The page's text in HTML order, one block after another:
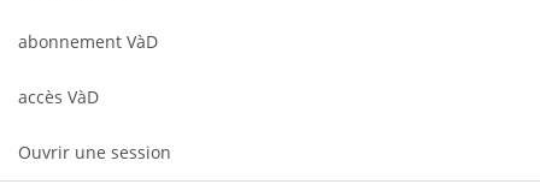
abonnement VàD
accès VàD
Ouvrir une session